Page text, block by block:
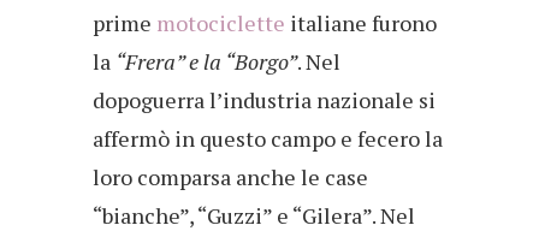
prime motociclette italiane furono
la “Frera” e la “Borgo”. Nel
dopoguerra l’industria nazionale si
affermò in questo campo e fecero la
loro comparsa anche le case
“bianche”, “Guzzi” e “Gilera”. Nel